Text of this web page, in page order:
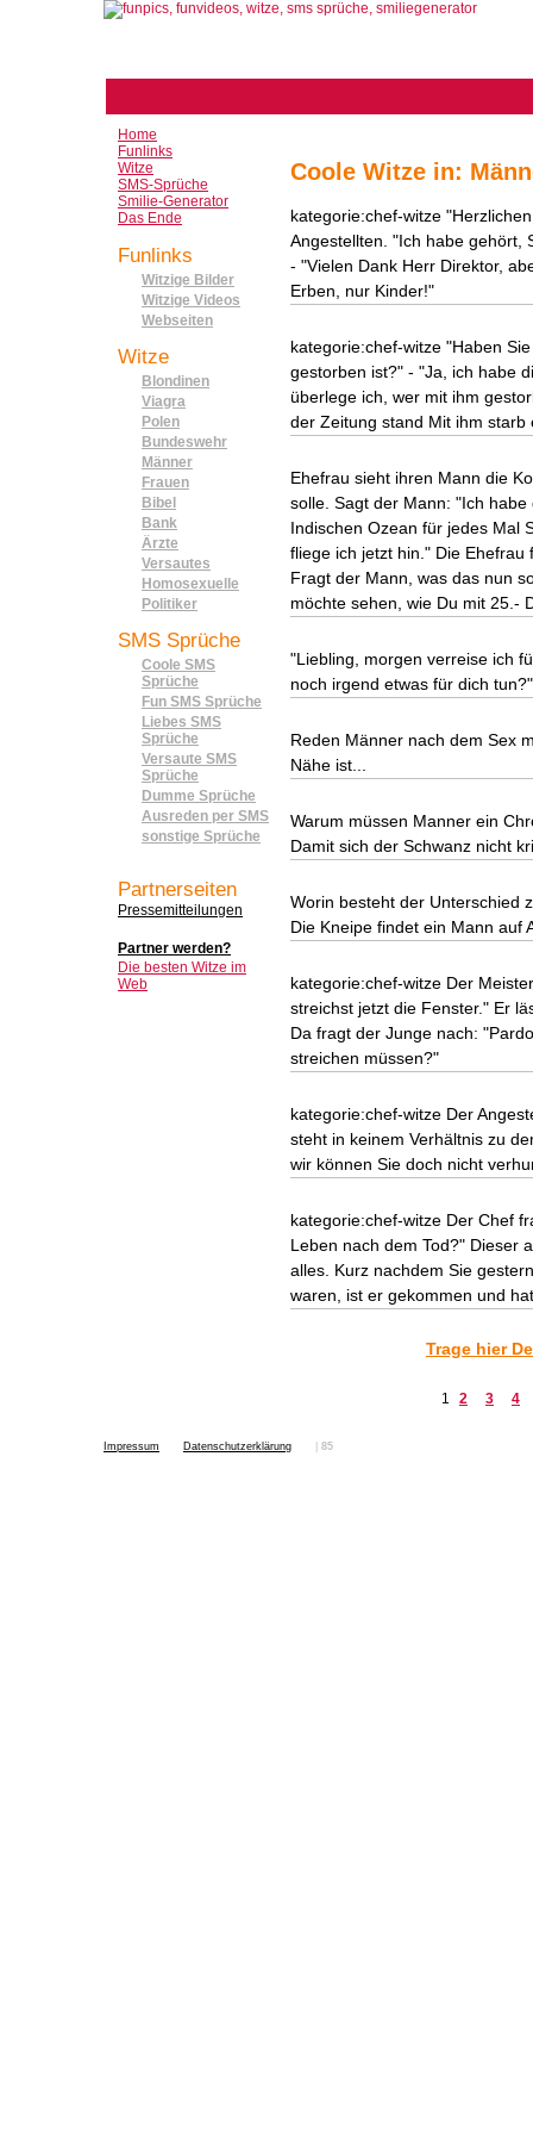
Home
Funlinks
Witze
SMS-Sprüche
Smilie-Generator
Das Ende
Funlinks
Witzige Bilder
Witzige Videos
Webseiten
Witze
Blondinen
Viagra
Polen
Bundeswehr
Männer
Frauen
Bibel
Bank
Ärzte
Versautes
Homosexuelle
Politiker
SMS Sprüche
Coole SMS
Sprüche
Fun SMS Sprüche
Liebes SMS
Sprüche
Versaute SMS
Sprüche
Dumme Sprüche
Ausreden per SMS
sonstige Sprüche
Partnerseiten
Pressemitteilungen
Partner werden?
Die besten Witze im
Web
Coole Witze in:
kategorie:chef-witze
Angestellten. "Ich habe gehört,
- "Vielen Dank Herr Direktor,
Erben, nur Kinder!"
kategorie:chef-witze "Haben
gestorben ist?" - "Ja, ich habe
überlege ich, wer mit ihm
der Zeitung stand Mit ihm
Ehefrau sieht ihren Mann die
solle. Sagt der Mann: "Ich
Indischen Ozean für jedes Mal
fliege ich jetzt hin." Die
Fragt der Mann, was das nun
möchte sehen, wie Du mit 25.-
"Liebling, morgen verreise ich
noch irgend etwas für dich
Reden Männer nach dem Sex
Nähe ist...
Warum müssen Manner ein
Damit sich der Schwanz nicht
Worin besteht der Unterschied
Die Kneipe findet ein Mann auf
kategorie:chef-witze Der
streichst jetzt die Fenster." Er
Da fragt der Junge nach:
streichen müssen?"
kategorie:chef-witze Der
steht in keinem Verhältnis zu
wir können Sie doch nicht
kategorie:chef-witze Der Chef
Leben nach dem Tod?" Dieser
alles. Kurz nachdem Sie
waren, ist er gekommen und
Trage hier
1 2 3 4
Impressum Datenschutzerklärung 85